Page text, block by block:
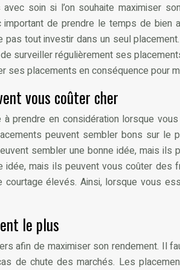
soin si l’on souhaite maximiser
de prendre le temps de bien
tout investir dans un seul
surveiller régulièrement ses
ses placements en conséquence pour
vous coûter cher
prendre en considération lorsque
peuvent sembler bons sur
sembler une bonne idée, mais
mais ils peuvent vous coûter
élevés. Ainsi, lorsque vous
le plus
afin de maximiser son rendement.
de chute des marchés. Les